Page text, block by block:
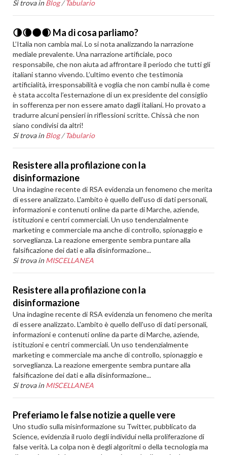
Si trova in Blog /Tabulario
🌗🌘🌑🌒 Ma di cosa parliamo?
L’Italia non cambia mai. Lo si nota analizzando la narrazione
mediale prevalente. Una narrazione artificiale, poco
responsabile, che non aiuta ad affrontare il periodo che tutti gli
italiani stanno vivendo. L’ultimo evento che testimonia
artificialità, irresponsabilità e voglia che non cambi nulla è come
è stata accolta l’esternazione di un ex presidente del consiglio
in sofferenza per non essere amato dagli italiani. Ho provato a
tradurre alcuni pensieri in riflessioni scritte. Chissà che non
siano condivisi da altri!
Si trova in Blog /Tabulario
Resistere alla profilazione con la
disinformazione
Una indagine recente di RSA evidenzia un fenomeno che merita
di essere analizzato. L'ambito è quello dell'uso di dati personali,
informazioni e contenuti online da parte di Marche, aziende,
istituzioni e centri commerciali. Un uso tendenzialmente
marketing e commerciale ma anche di controllo, spionaggio e
sorveglianza. La reazione emergente sembra puntare alla
falsificazione dei dati e alla disinformazione...
Si trova in MISCELLANEA
Resistere alla profilazione con la
disinformazione
Una indagine recente di RSA evidenzia un fenomeno che merita
di essere analizzato. L'ambito è quello dell'uso di dati personali,
informazioni e contenuti online da parte di Marche, aziende,
istituzioni e centri commerciali. Un uso tendenzialmente
marketing e commerciale ma anche di controllo, spionaggio e
sorveglianza. La reazione emergente sembra puntare alla
falsificazione dei dati e alla disinformazione...
Si trova in MISCELLANEA
Preferiamo le false notizie a quelle vere
Uno studio sulla misinformazione su Twitter, pubblicato da
Science, evidenzia il ruolo degli individui nella proliferazione di
false verità. La colpa non è degli algoritmi o della tecnologia ma